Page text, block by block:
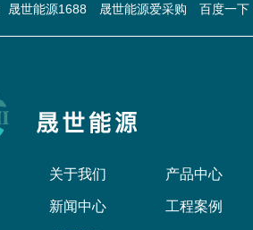
晟世能源1688 晟世能源爱采购 百度一下
关于我们 产品中心
新闻中心 工程案例